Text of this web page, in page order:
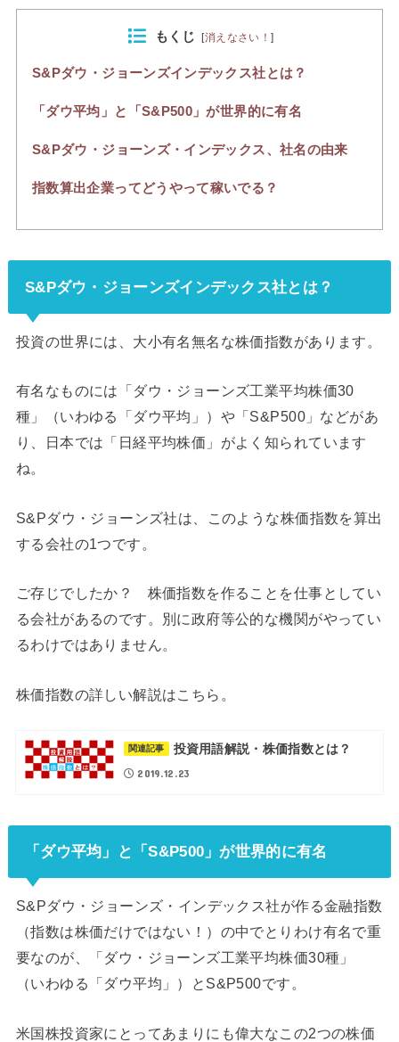
もくじ [消えなさい！]
S&Pダウ・ジョーンズインデックス社とは？
「ダウ平均」と「S&P500」が世界的に有名
S&Pダウ・ジョーンズ・インデックス、社名の由来
指数算出企業ってどうやって稼いでる？
S&Pダウ・ジョーンズインデックス社とは？
投資の世界には、大小有名無名な株価指数があります。
有名なものには「ダウ・ジョーンズ工業平均株価30
種」（いわゆる「ダウ平均」）や「S&P500」などがあ
り、日本では「日経平均株価」がよく知られています
ね。
S&Pダウ・ジョーンズ社は、このような株価指数を算出
する会社の1つです。
ご存じでしたか？ 株価指数を作ることを仕事としてい
る会社があるのです。別に政府等公的な機関がやってい
るわけではありません。
株価指数の詳しい解説はこちら。
関連記事 投資用語解説・株価指数とは？
2019.12.23
「ダウ平均」と「S&P500」が世界的に有名
S&Pダウ・ジョーンズ・インデックス社が作る金融指数
（指数は株価だけではない！）の中でとりわけ有名で重
要なのが、「ダウ・ジョーンズ工業平均株価30種」
（いわゆる「ダウ平均」）とS&P500です。
米国株投資家にとってあまりにも偉大なこの2つの株価